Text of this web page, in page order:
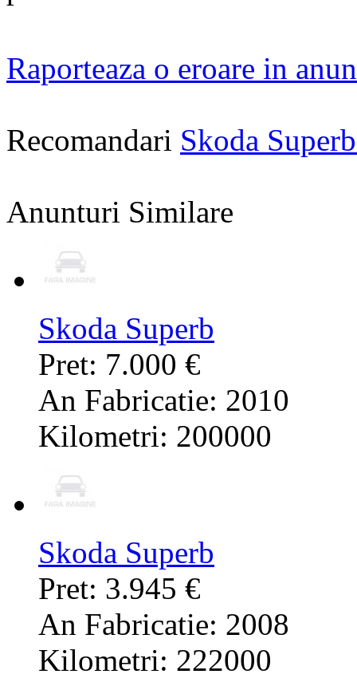
Raporteaza o eroare in
Recomandari Skoda
Anunturi Similare
Skoda Superb
Pret: 7.000 €
An Fabricatie: 2010
Kilometri: 200000
Skoda Superb
Pret: 3.945 €
An Fabricatie: 2008
Kilometri: 222000